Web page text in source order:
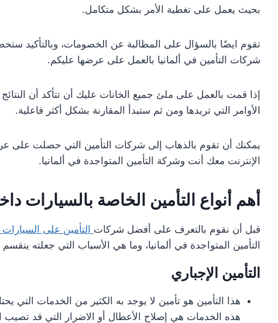
بحيث يعمل على تغطية الأمر بشكل متكامل.
تقوم ايضًا بالسؤال على المطالبة عن الخصومات، وبالتأكيد
شركات التأمين في ألمانيا بالعمل على عرضها عليكم.
إذا قمت بالعمل على ملئ جميع الخانات عليك أن تتأكد أن
الأوامر التي تريدها ومن ثم ستبدأ المقارنة بشكل أكثر فاعلية.
يمكنك أن تقوم بالذهاب إلى شركات التأمين التي حصلت على
الإنترنت معك أنت وشركة التأمين المتواجدة في ألمانيا.
أهم أنواع التأمين الخاصة بالسيارات
قبل أن نقوم بالتعرف على أفضل شركات التأمين على السيارات
التأمين المتواجدة في ألمانيا، وما هي الأسباب التي جعلته
التأمين الإجباري
هذا التأمين هو تأمين لا يوجد به الكثير من الخدمات التي
هذه الخدمات هي إصلاح الأعطال أو الاضرار التي قد تصيب